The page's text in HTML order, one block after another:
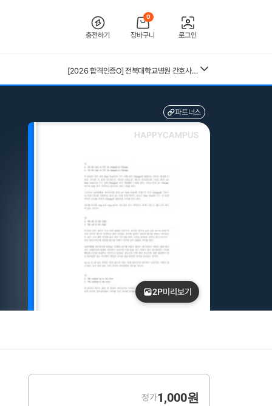
충전하기
0
장바구니 로그인
[2026 합격인증O] 전북대학교병원 간호사 채용 대비 필기+면접 기출 정리
파트너스
2P미리보기
정가1,000원